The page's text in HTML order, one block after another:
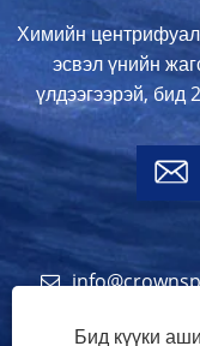
Химийн
эсвэл үнийн
үлдээгээрэй, бид
Бид күүки